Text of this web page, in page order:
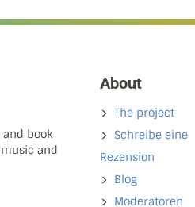
book
and
About
The project
Schreibe eine
Rezension
Blog
Moderatoren